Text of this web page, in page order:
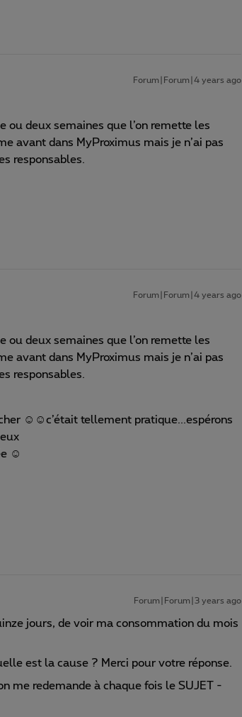
Forum|Forum|4 years ago
ou deux semaines que l’on remette les
avant dans MyProximus mais je n’ai pas
responsables.
Forum|Forum|4 years ago
ou deux semaines que l’on remette les
avant dans MyProximus mais je n’ai pas
responsables.
☺☺c’était tellement pratique...espérons
☺
Forum|Forum|3 years ago
jours, de voir ma consommation du mois
est la cause ? Merci pour votre réponse.
me redemande à chaque fois le SUJET -